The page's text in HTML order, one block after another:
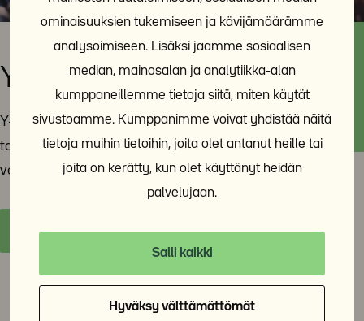
ominaisuuksien tukemiseen ja kävijämäärämme
analysoimiseen. Lisäksi jaamme sosiaalisen
median, mainosalan ja analytiikka-alan
kumppaneillemme tietoja siitä, miten käytät
sivustoamme. Kumppanimme voivat yhdistää näitä
tietoja muihin tietoihin, joita olet antanut heille tai
joita on kerätty, kun olet käyttänyt heidän
palvelujaan.
Salli kaikki
Hyväksy välttämättömät
Y-Säätiön tapahtumat
Y-Säätiö järjestää asunnottomuusteemaan liittyviä
tapahtumia ympäri vuoden sekä livenä että
verkkotapahtumina.
Y-Säätiön tapahtumat